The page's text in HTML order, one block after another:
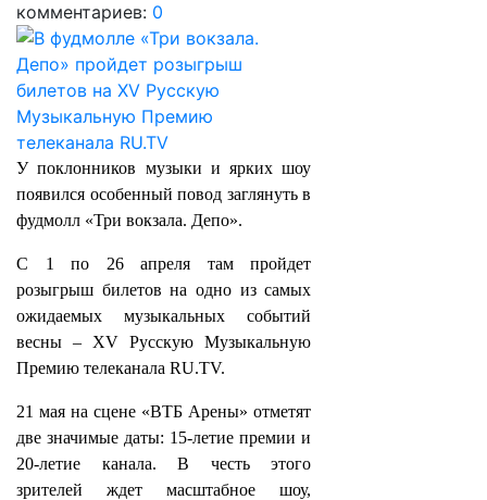
комментариев: 0
У поклонников музыки и ярких шоу
появился особенный повод заглянуть в
фудмолл «Три вокзала. Депо».
С 1 по 26 апреля там пройдет
розыгрыш билетов на одно из самых
ожидаемых музыкальных событий
весны – XV Русскую Музыкальную
Премию телеканала RU.TV.
21 мая на сцене «ВТБ Арены» отметят
две значимые даты: 15-летие премии и
20-летие канала. В честь этого
зрителей ждет масштабное шоу,